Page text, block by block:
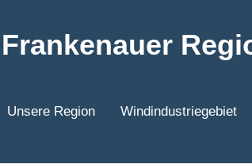
Unsere Region Windindustriegebiet